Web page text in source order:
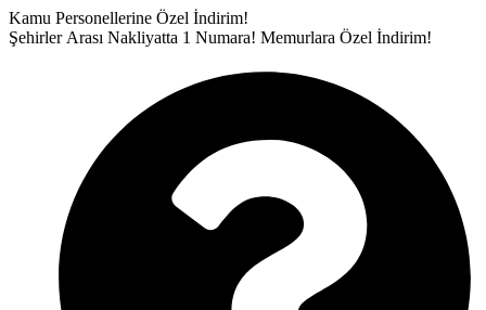
İçeriğe
atla
Kamu Personellerine Özel İndirim!
Şehirler Arası Nakliyatta 1 Numara! Memurlara Özel İndirim!